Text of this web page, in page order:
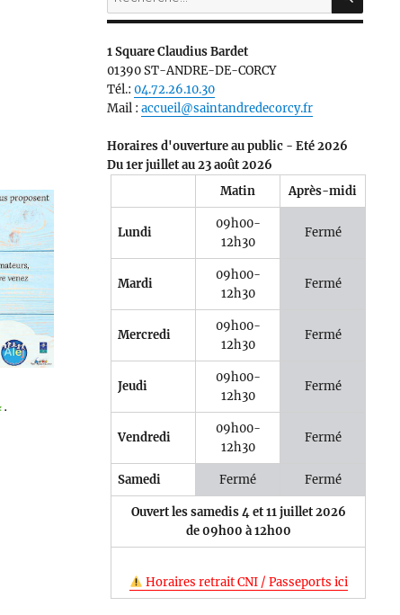
Outlook Live
.
pour :
1 Square Claudius Bardet
01390 ST-ANDRE-DE-CORCY
Tél.:04.72.26.10.30
Mail :accueil@saintandredecorcy.fr
Horaires d'ouverture au public - Eté 2026
Du 1er juillet au 23 août 2026
Matin
Après-midi
Lundi
09h00-
12h30
Fermé
Mardi
09h00-
12h30
Fermé
Mercredi
09h00-
12h30
Fermé
Jeudi
09h00-
12h30
Fermé
Vendredi
09h00-
12h30
Fermé
Samedi Fermé Fermé
Ouvert les samedis 4 et 11 juillet 2026
de 09h00 à 12h00
Horaires retrait CNI / Passeports ici